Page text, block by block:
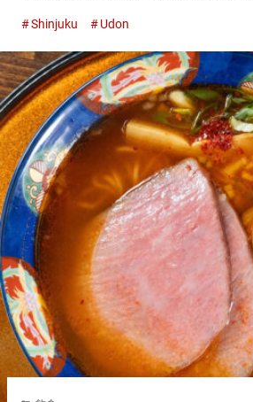
Udon）』，提供著注重湯頭和麵條口感的...
Shinjuku Udon